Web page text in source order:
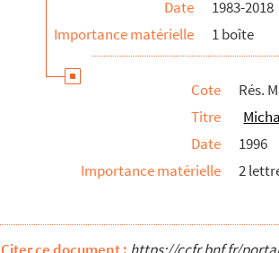
Date
1983-2018
Importance matérielle
1 boîte
Cote
Rés.
Titre
Date
1996
Importance matérielle
2